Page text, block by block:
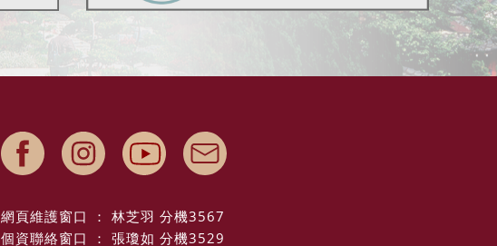
網頁維護窗口 ： 林芝羽 分機3567
個資聯絡窗口 ： 張瓊如 分機3529